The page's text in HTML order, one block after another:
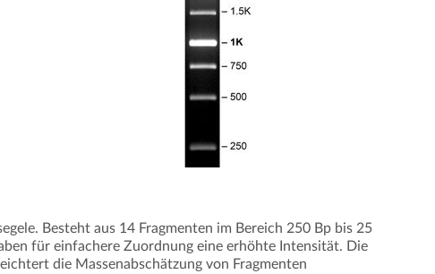
Besteht aus 14 Fragmenten im Bereich 250 Bp bis 25
für einfachere Zuordnung eine erhöhte Intensität. Die
die Massenabschätzung von Fragmenten